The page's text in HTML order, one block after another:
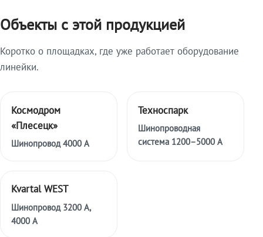
Объекты с этой продукцией
Коротко о площадках, где уже работает оборудование
линейки.
Космодром
«Плесецк»
Шинопровод 4000 А
Техноспарк
Шинопроводная
система 1200–5000 А
Kvartal WEST
Шинопровод 3200 А,
4000 А